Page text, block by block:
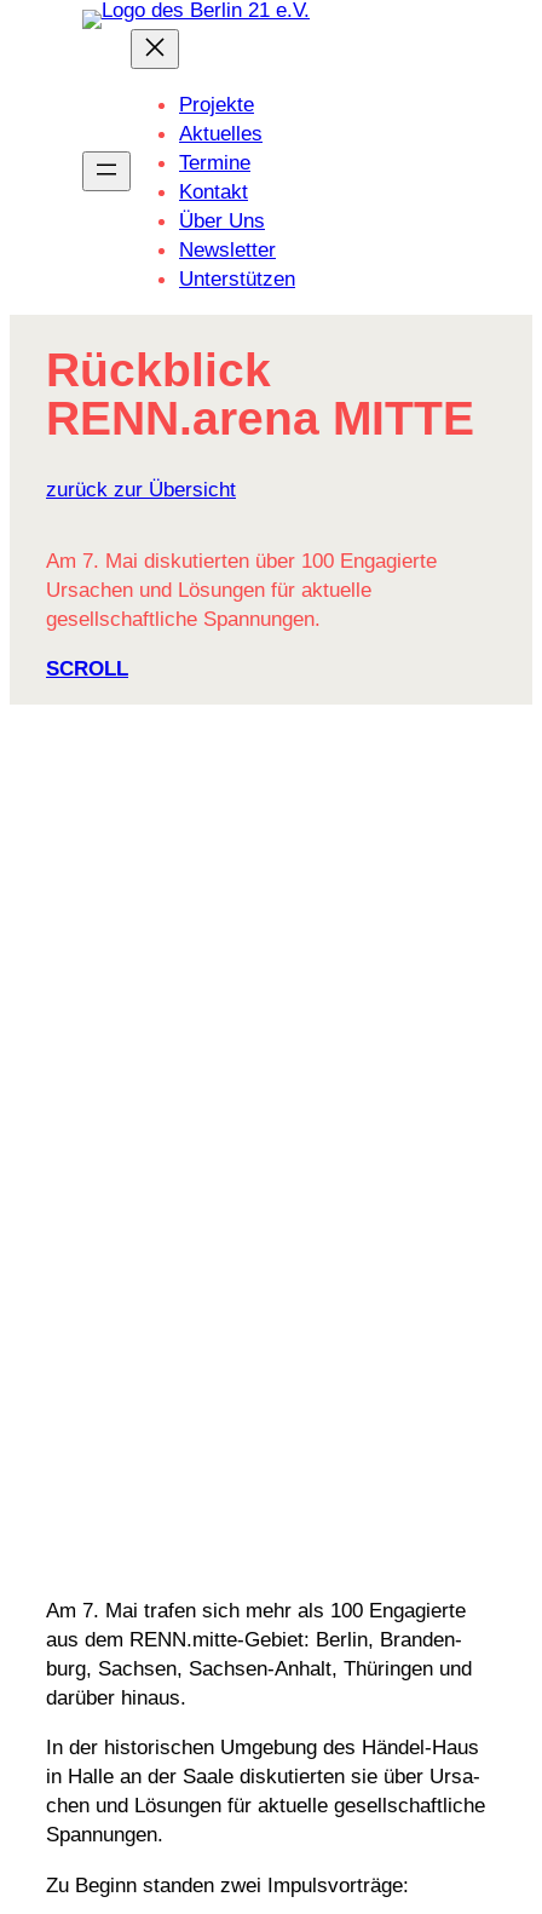
Projekte
Aktuelles
Termine
Kontakt
Über Uns
Newsletter
Unterstützen
Rück­blick
RENN.arena MITTE
zurück zur Übersicht
Am 7. Mai diskutierten über 100 Engagierte
Ursachen und Lösungen für aktuelle
gesellschaftliche Spannungen.
SCROLL
Am 7. Mai trafen sich mehr als 100 Enga­gierte
aus dem RENN.mitte-Gebiet: Berlin, Bran­den­
burg, Sachsen, Sachsen-Anhalt, Thüringen und
darüber hinaus.
In der histo­ri­schen Umge­bung des Händel-Haus
in Halle an der Saale disku­tierten sie über Ursa­
chen und Lösungen für aktu­elle gesell­schaft­liche
Spannungen.
Zu Beginn standen zwei Impulsvorträge: